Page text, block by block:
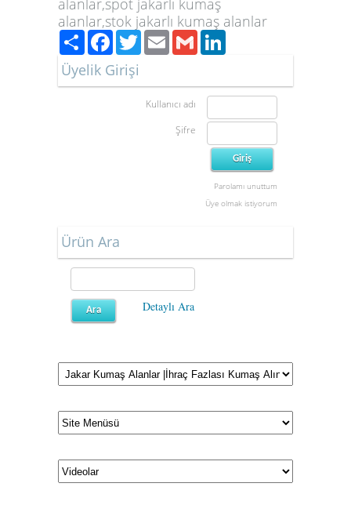
alanlar,spot jakarlı kumaş
alanlar,stok jakarlı kumaş alanlar
PaylaşFacebook
TwitterEmailGmail
Üyelik Girişi
Kullanıcı adı
Şifre
Parolamı unuttum
Üye olmak istiyorum
Ürün Ara
Detaylı Ara